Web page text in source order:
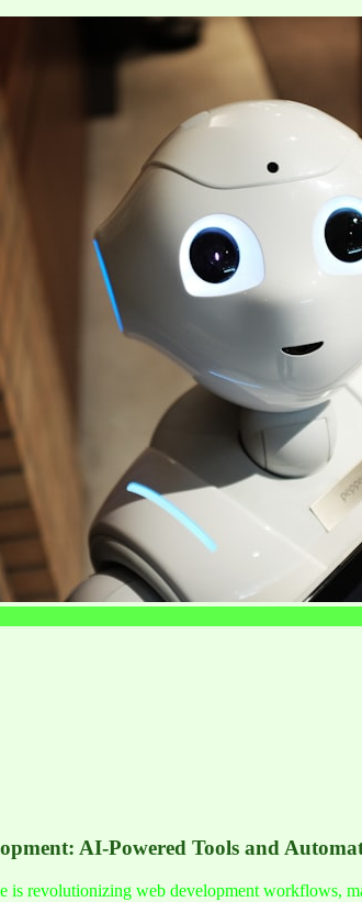
AI-Powered Tools and
revolutionizing web development workflows,